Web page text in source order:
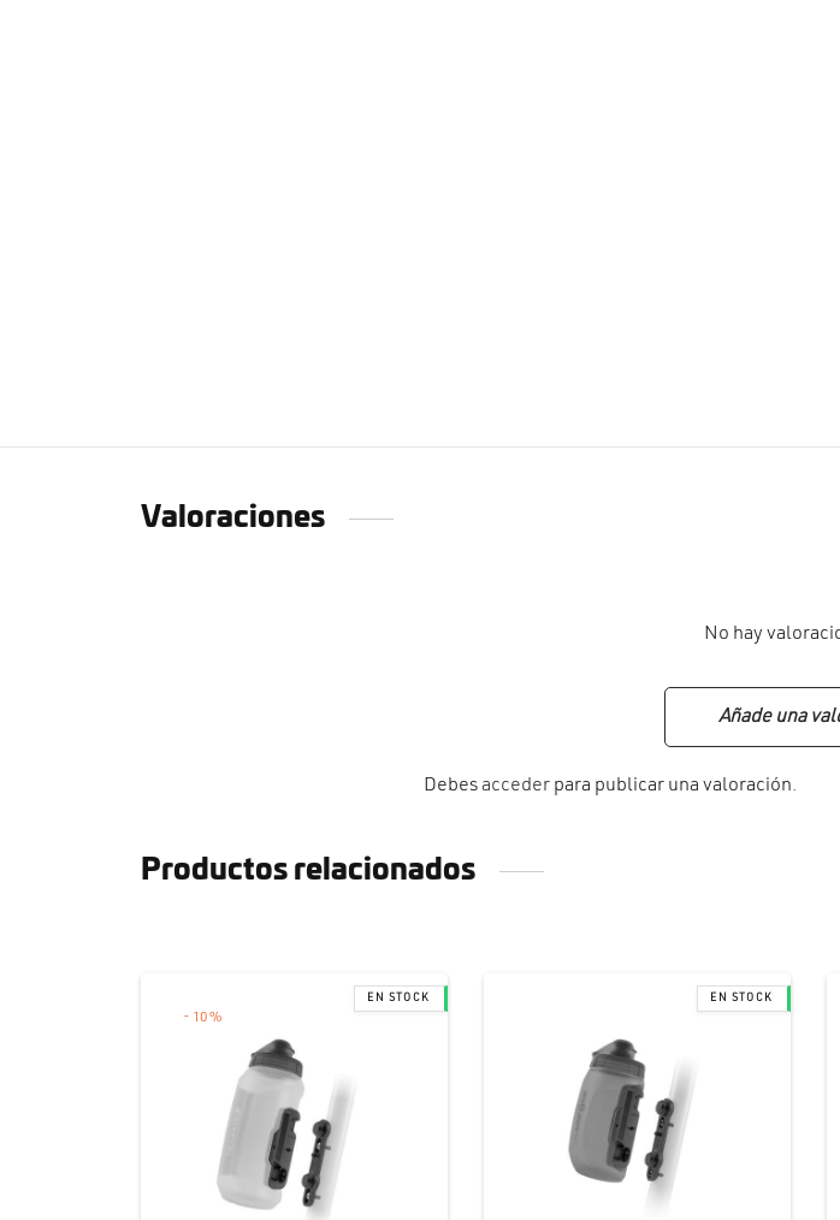
Valoraciones
No hay
Añade una
Debesacceder para publicar una valoración.
Productos relacionados
- 10%